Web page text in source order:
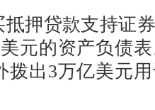
贷款支持证券
元的资产负债
拨出3万亿美元